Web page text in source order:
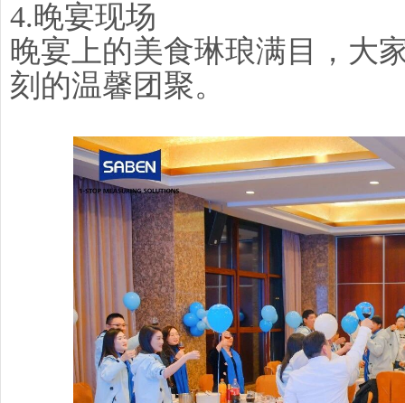
4.晚宴现场
晚宴上的美食琳琅满目，大
刻的温馨团聚。